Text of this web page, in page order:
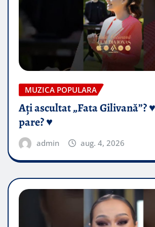
MUZICA POPULARA
Ați ascultat „Fata Gilivană”?
pare? ♥️
admin aug. 4, 2026